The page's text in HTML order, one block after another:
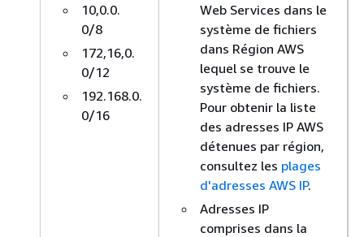
10,0.0.
0/8
172,16,0.
0/12
192.168.0.
0/16
Web Services dans le
système de fichiers
dans Région AWS
lequel se trouve le
système de fichiers.
Pour obtenir la liste
des adresses IP AWS
détenues par région,
consultez les plages
d'adresses AWS IP.
Adresses IP
comprises dans la